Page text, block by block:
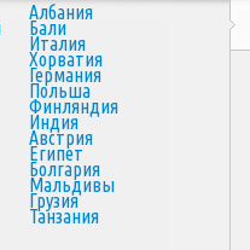
Албания
Бали
Италия
Хорватия
Германия
Польша
Финляндия
Индия
Австрия
Египет
Болгария
Мальдивы
Грузия
Танзания